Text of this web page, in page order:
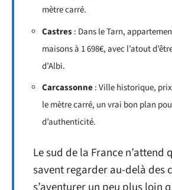
mètre carré.
Castres: Dans le Tarn,
maisons à 1 698€, avec l’atout
d’Albi.
Carcassonne: Ville historique,
le mètre carré, un vrai bon plan
d’authenticité.
Le sud de la France n’attend
savent regarder au-delà des